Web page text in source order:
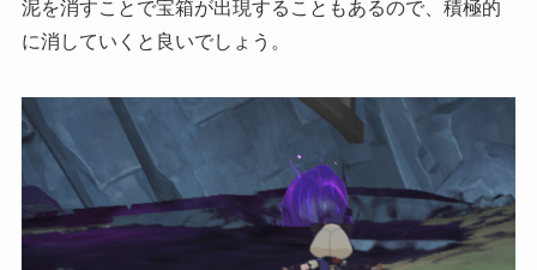
泥を消すことで宝箱が出現することもあるので、積極的
に消していくと良いでしょう。